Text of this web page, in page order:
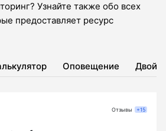
Узнайте также обо всех
предоставляет ресурс
Оповещение
Отзывы +15